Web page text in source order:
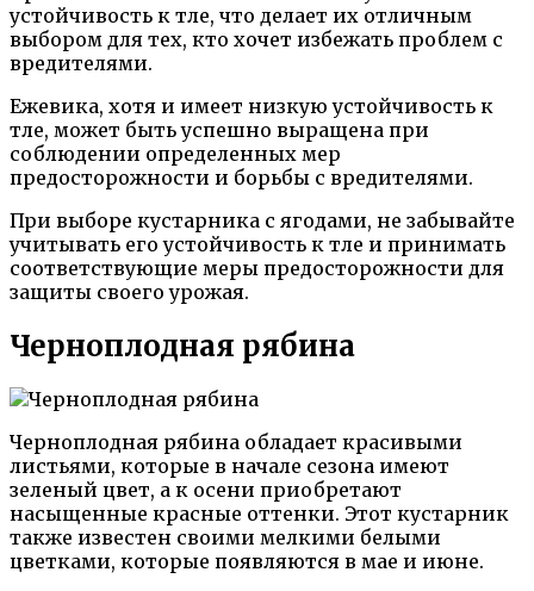
устойчивость к тле, что делает их отличным
выбором для тех, кто хочет избежать проблем с
вредителями.
Ежевика, хотя и имеет низкую устойчивость к
тле, может быть успешно выращена при
соблюдении определенных мер
предосторожности и борьбы с вредителями.
При выборе кустарника с ягодами, не забывайте
учитывать его устойчивость к тле и принимать
соответствующие меры предосторожности для
защиты своего урожая.
Черноплодная рябина
Черноплодная рябина обладает красивыми
листьями, которые в начале сезона имеют
зеленый цвет, а к осени приобретают
насыщенные красные оттенки. Этот кустарник
также известен своими мелкими белыми
цветками, которые появляются в мае и июне.